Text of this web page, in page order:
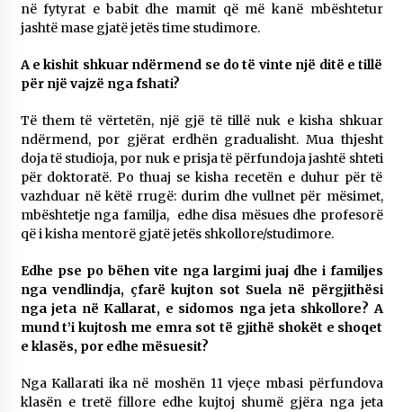
në fytyrat e babit dhe mamit që më kanë mbështetur
jashtë mase gjatë jetës time studimore.
A e kishit shkuar ndërmend se do të vinte një ditë e tillë
për një vajzë nga fshati?
Të them të vërtetën, një gjë të tillë nuk e kisha shkuar
ndërmend, por gjërat erdhën gradualisht. Mua thjesht
doja të studioja, por nuk e prisja të përfundoja jashtë shteti
për doktoratë. Po thuaj se kisha recetën e duhur për të
vazhduar në këtë rrugë: durim dhe vullnet për mësimet,
mbështetje nga familja, edhe disa mësues dhe profesorë
që i kisha mentorë gjatë jetës shkollore/studimore.
Edhe pse po bëhen vite nga largimi juaj dhe i familjes
nga vendlindja, çfarë kujton sot Suela në përgjithësi
nga jeta në Kallarat, e sidomos nga jeta shkollore? A
mund t’i kujtosh me emra sot të gjithë shokët e shoqet
e klasës, por edhe mësuesit?
Nga Kallarati ika në moshën 11 vjeçe mbasi përfundova
klasën e tretë fillore edhe kujtoj shumë gjëra nga jeta